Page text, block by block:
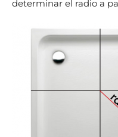
determinar el radio a